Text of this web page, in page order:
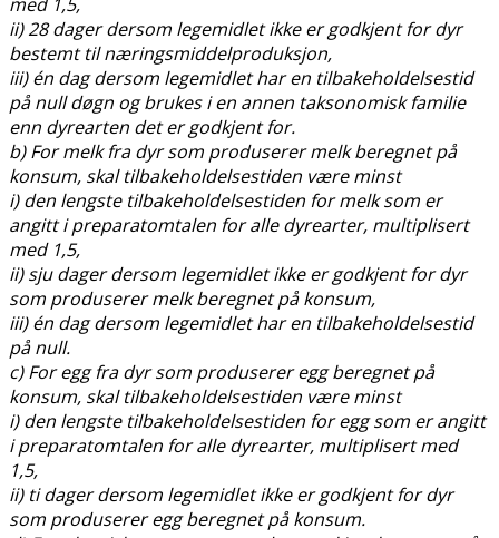
ii) 28 dager dersom legemidlet ikke er godkjent for dyr
bestemt til næringsmiddelproduksjon,
iii) én dag dersom legemidlet har en tilbakeholdelsestid
på null døgn og brukes i en annen taksonomisk familie
enn dyrearten det er godkjent for.
b) For melk fra dyr som produserer melk beregnet på
konsum, skal tilbakeholdelsestiden være minst
i) den lengste tilbakeholdelsestiden for melk som er
angitt i preparatomtalen for alle dyrearter, multiplisert
med 1,5,
ii) sju dager dersom legemidlet ikke er godkjent for dyr
som produserer melk beregnet på konsum,
iii) én dag dersom legemidlet har en tilbakeholdelsestid
på null.
c) For egg fra dyr som produserer egg beregnet på
konsum, skal tilbakeholdelsestiden være minst
i) den lengste tilbakeholdelsestiden for egg som er angitt
i preparatomtalen for alle dyrearter, multiplisert med
1,5,
ii) ti dager dersom legemidlet ikke er godkjent for dyr
som produserer egg beregnet på konsum.